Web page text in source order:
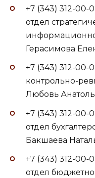
+7 (343) 312-
отдел
Герасимова
+7 (343) 312-
контрольно-
Любовь
+7 (343) 312-
отдел
Бакшаева
+7 (343) 312-
отдел